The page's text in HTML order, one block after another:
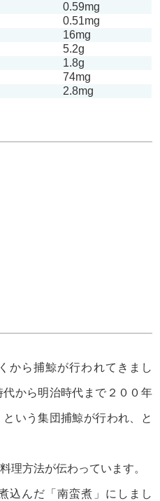
0.59mg
0.51mg
16mg
5.2g
1.8g
74mg
2.8mg
から捕鯨が行われてきまし
から明治時代まで２００年
いう集団捕鯨が行われ、と
理方法が伝わっています。
込んだ「南蛮煮」にしまし